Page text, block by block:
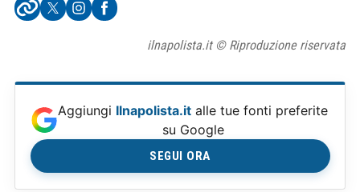
ilnapolista.it © Riproduzione riservata
Aggiungi Ilnapolista.it alle tue fonti preferite
su Google
SEGUI ORA